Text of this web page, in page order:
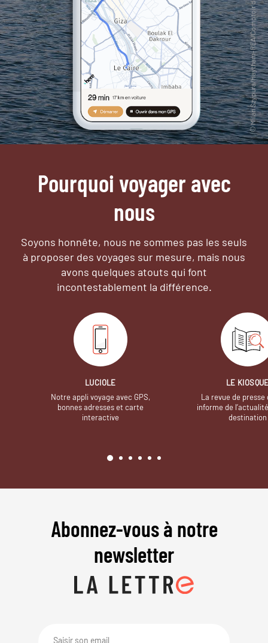
Pourquoi voyager avec
nous
Soyons honnête, nous ne sommes pas les seuls
à proposer des voyages sur mesure, mais nous
avons quelques atouts qui font
incontestablement la différence.
LUCIOLE
Notre appli voyage avec GPS,
bonnes adresses et carte
interactive
LE
La revue de presse
informe de
destination
Abonnez-vous à notre
newsletter